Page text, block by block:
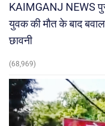
KAIMGANJ NEWS
युवक की मौत के बाद
छावनी
(68,969)